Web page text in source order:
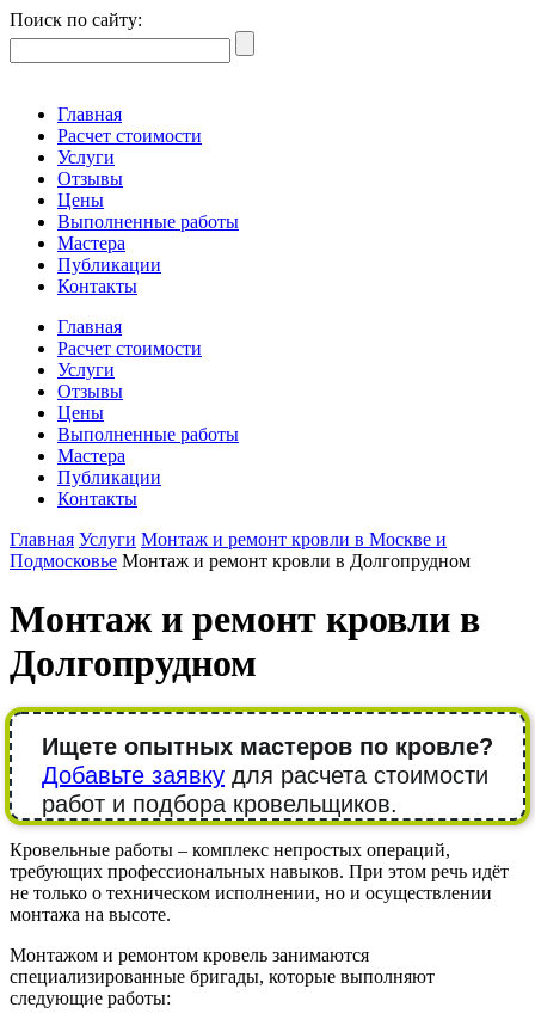
Поиск по сайту:
Главная
Расчет стоимости
Услуги
Отзывы
Цены
Выполненные работы
Мастера
Публикации
Контакты
Главная
Расчет стоимости
Услуги
Отзывы
Цены
Выполненные работы
Мастера
Публикации
Контакты
Главная Услуги Монтаж и ремонт кровли в Москве и
Подмосковье Монтаж и ремонт кровли в Долгопрудном
Монтаж и ремонт кровли в
Долгопрудном
Ищете опытных мастеров по кровле?
Добавьте заявку для расчета стоимости
работ и подбора кровельщиков.
Кровельные работы – комплекс непростых операций,
требующих профессиональных навыков. При этом речь идёт
не только о техническом исполнении, но и осуществлении
монтажа на высоте.
Монтажом и ремонтом кровель занимаются
специализированные бригады, которые выполняют
следующие работы: